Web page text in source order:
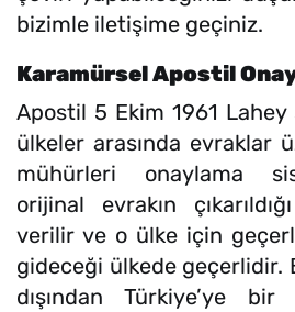
bizimle iletişime geçiniz.
Karamürsel Apostil
Apostil 5 Ekim 1961
ülkeler arasında evraklar
mühürleri onaylama
orijinal evrakın
verilir ve o ülke için
gideceği ülkede geçerlidir.
dışından Türkiye’ye